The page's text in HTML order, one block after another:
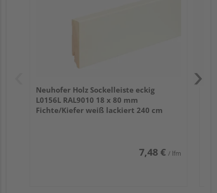
Neuhofer Holz Sockelleiste eckig
L0156L RAL9010 18 x 80 mm
Fichte/Kiefer weiß lackiert 240 cm
7,48 € / lfm